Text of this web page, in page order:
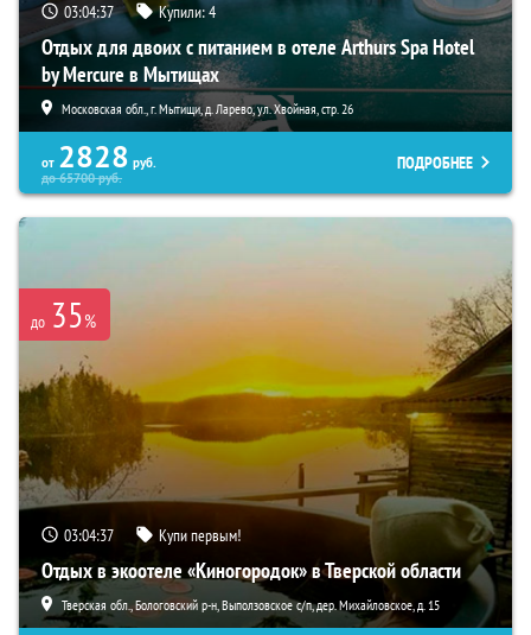
03:04:35 Купили:4
Отдых для двоих с питанием в отеле Arthurs Spa Hotel
by Mercure в Мытищах
Московская обл., г. Мытищи, д. Ларево, ул. Хвойная, стр. 26
от 2828 руб.
до65700руб.
ПОДРОБНЕЕ
до 35%
03:04:35 Купи первым!
Отдых в экоотеле «Киногородок» в Тверской области
Тверская обл., Бологовский р-н, Выползовское с/п, дер. Михайловское, д. 15